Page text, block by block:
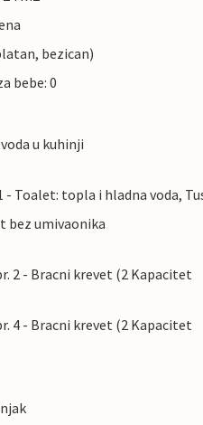
bezican)
bebe: 0
u kuhinji
- Toalet: topla i hladna voda,
bez umivaonika
2 - Bracni krevet (2 Kapacitet
4 - Bracni krevet (2 Kapacitet